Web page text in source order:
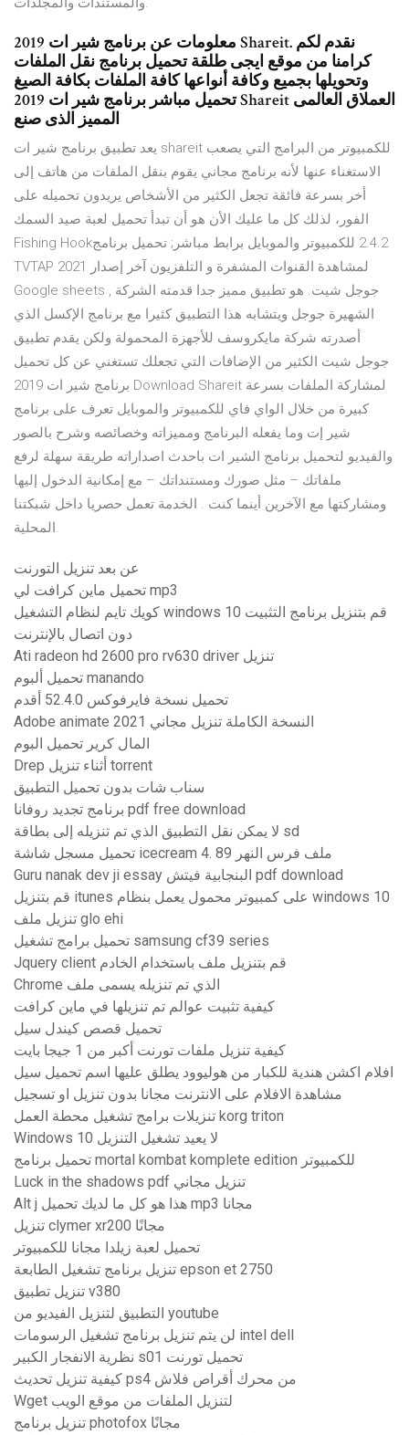
معلومات عن برنامج شير ات 2019 Shareit. نقدم لكم
كرامنا من موقع ايجى طلقة تحميل برنامج نقل الملفات
وتحويلها بجميع وكافة أنواعها كافة الملفات بكافة الصيغ
تحميل مباشر برنامج شير ات 2019 Shareit العملاق العالمى
المميز الذى صنع
يعد تطبيق برنامج شير ات shareit للكمبيوتر من البرامج التي يصعب
الاستغناء عنها لأنه برنامج مجاني يقوم بنقل الملفات من هاتف إلى
أخر بسرعة فائقة تجعل الكثير من الأشخاص يريدون تحميله على
الفور، لذلك كل ما عليك الأن هو أن تبدأ تحميل لعبة صيد السمك
Fishing Hook‏ 2.4.2 للكمبيوتر والموبايل برابط مباشر; تحميل برنامج
TVTAP لمشاهدة القنوات المشفرة و التلفزيون آخر إصدار 2021
Google sheets , جوجل شيت. هو تطبيق مميز جدا قدمته الشركة
الشهيرة جوجل ويتشابه هذا التطبيق كثيرا مع برنامج الإكسل الذي
أصدرته شركة مايكروسف للأجهزة المحمولة ولكن يقدم تطبيق
جوجل شيت الكثير من الإضافات التي تجعلك تستغني عن كل تحميل
برنامج شير ات 2019 Download Shareit لمشاركة الملفات بسرعة
كبيرة من خلال الواي فاي للكمبيوتر والموبايل تعرف على برنامج
شير إت وما يفعله البرنامج ومميزاته وخصائصه وشرح بالصور
والفيديو لتحميل برنامج الشير ات باحدث اصداراته طريقة سهلة لرفع
ملفاتك – مثل صورك ومستنداتك – مع إمكانية الدخول إليها
ومشاركتها مع الآخرين أينما كنت . الخدمة تعمل حصريا داخل شبكتنا
المحلية.
عن بعد تنزيل التورنت
تحميل ماين كرافت لي mp3
كويك تايم لنظام التشغيل windows 10 قم بتنزيل برنامج التثبيت
دون اتصال بالإنترنت
Ati radeon hd 2600 pro rv630 driver تنزيل
تحميل ألبوم manando
تحميل نسخة فايرفوكس 52.4.0 أقدم
Adobe animate 2021 النسخة الكاملة تنزيل مجاني
المال كرير تحميل البوم
Drep أثناء تنزيل torrent
سناب شات بدون تحميل التطبيق
برنامج تجديد روفانا pdf free download
لا يمكن نقل التطبيق الذي تم تنزيله إلى بطاقة sd
تحميل مسجل شاشة icecream 4. 89 ملف فرس النهر
Guru nanak dev ji essay البنجابية فيتش pdf download
قم بتنزيل itunes على كمبيوتر محمول يعمل بنظام windows 10
تنزيل ملف glo ehi
تحميل برامج تشغيل samsung cf39 series
Jquery client قم بتنزيل ملف باستخدام الخادم
Chrome الذي تم تنزيله يسمى ملف
كيفية تثبيت عوالم تم تنزيلها في ماين كرافت
تحميل قصص كيندل سيل
كيفية تنزيل ملفات تورنت أكبر من 1 جيجا بايت
افلام اكشن هندية للكبار من هوليوود يطلق عليها اسم تحميل سيل
مشاهدة الافلام على الانترنت مجانا بدون تنزيل او تسجيل
تنزيلات برامج تشغيل محطة العمل korg triton
Windows 10 لا يعيد تشغيل التنزيل
تحميل برنامج mortal kombat komplete edition للكمبيوتر
Luck in the shadows pdf تنزيل مجاني
Alt j هذا هو كل ما لديك تحميل mp3 مجانا
تنزيل clymer xr200 مجانًا
تحميل لعبة زيلدا مجانا للكمبيوتر
تنزيل برنامج تشغيل الطابعة epson et 2750
تنزيل تطبيق v380
التطبيق لتنزيل الفيديو من youtube
لن يتم تنزيل برنامج تشغيل الرسومات intel dell
نظرية الانفجار الكبير s01 تحميل تورنت
كيفية تنزيل تحديث ps4 من محرك أقراص فلاش
Wget لتنزيل الملفات من موقع الويب
تنزيل برنامج photofox مجانًا